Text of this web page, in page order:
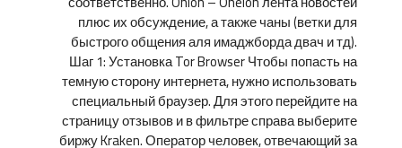
плюс их обсуждение, а также чаны (ветки для
быстрого общения аля имаджборда двач и тд).
Шаг 1: Установка Tor Browser Чтобы попасть на
темную сторону интернета, нужно использовать
специальный браузер. Для этого перейдите на
страницу отзывов и в фильтре справа выберите
биржу Kraken. Оператор человек, отвечающий за